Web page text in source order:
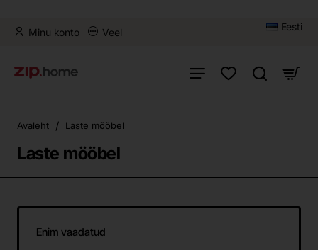
Minu konto Veel Eesti
Laste mööbel
AvalehthomeLaste mööbel
Enim vaadatud